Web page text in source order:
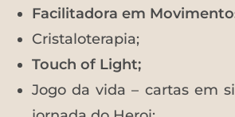
Facilitadora em
Cristaloterapia;
Touch of Light;
Jogo da vida – cartas em